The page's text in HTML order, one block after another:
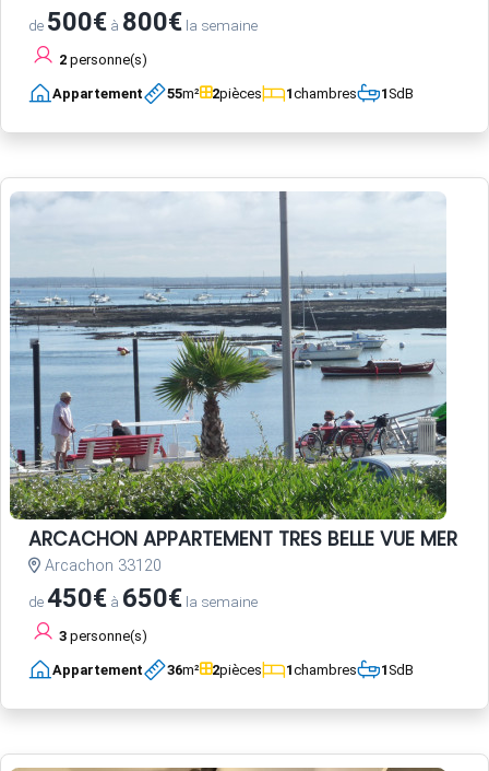
de 500€ à 800€ la semaine
2 personne(s)
Appartement 55m² 2pièces 1chambres 1SdB
ARCACHON APPARTEMENT TRES BELLE VUE MER
Arcachon 33120
de450€ à 650€ la semaine
3 personne(s)
Appartement 36m² 2pièces 1chambres 1SdB